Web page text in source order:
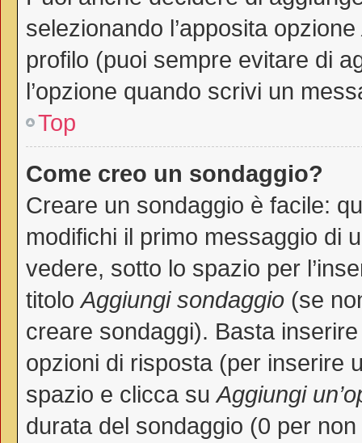
selezionando l’apposita opzione
profilo (puoi sempre evitare di
l’opzione quando scrivi un
Top
Come creo un sondaggio?
Creare un sondaggio è facile:
modifichi il primo messaggio di
vedere, sotto lo spazio per
titoloAggiungi sondaggio (se
creare sondaggi). Basta
opzioni di risposta (per inserire
spazio e clicca suAggiungi
durata del sondaggio (0 per